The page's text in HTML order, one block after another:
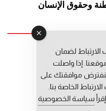
وحقوق الإنسان
التوراني
المعطي قبال
فاطمة حوحو
لضمان
إذا واصلت
موافقتك على
الخاصة بنا.
سياسة الخصوصية